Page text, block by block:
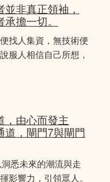
非真正領袖，
擔一切。
找人集資，無技術便
服人相信自己所想，
，由心而發主
道，閘門7與閘門
悉未來的潮流與走
影響力，引領眾人。